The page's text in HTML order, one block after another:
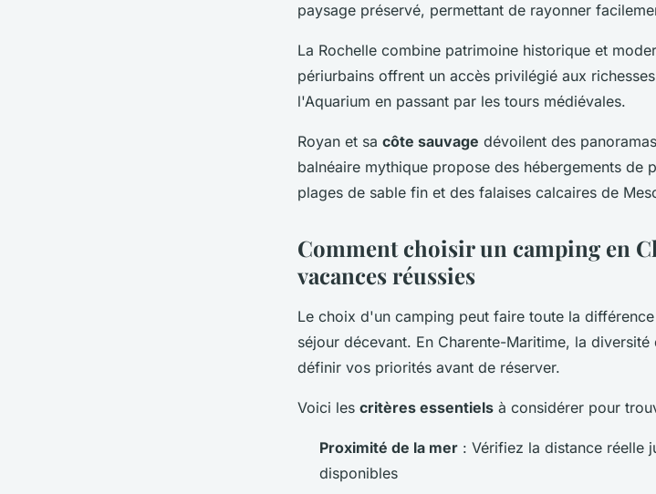
paysage préservé, permettant de rayonner
La Rochelle combine patrimoine historique et
périurbains offrent un accès privilégié aux
l'Aquarium en passant par les tours médiévales.
Royan et sa côte sauvage dévoilent des
balnéaire mythique propose des hébergements de
plages de sable fin et des falaises calcaires de
Comment choisir un camping en
vacances réussies
Le choix d'un camping peut faire toute la
séjour décevant. En Charente-Maritime, la
définir vos priorités avant de réserver.
Voici les critères essentiels à considérer pour
Proximité de la mer : Vérifiez la distance réelle
disponibles